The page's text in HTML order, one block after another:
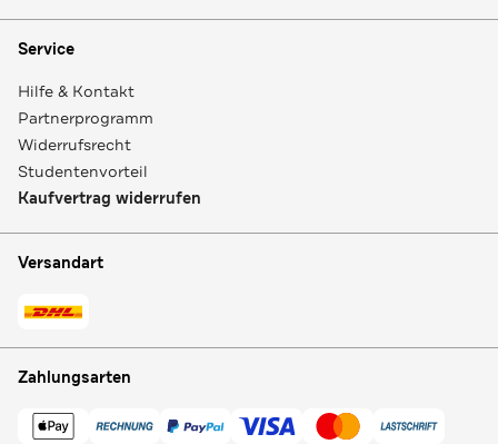
Service
Hilfe & Kontakt
Partnerprogramm
Widerrufsrecht
Studentenvorteil
Kaufvertrag widerrufen
Versandart
Zahlungsarten